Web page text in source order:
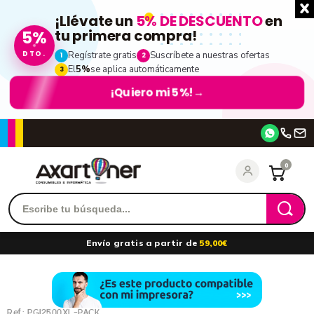
5%
DTO.
¡Llévate un 5% DE DESCUENTOen
tu primera compra!
1 Regístrate gratis 2 Suscríbete a nuestras ofertas
3 El5%se aplica automáticamente
¡Quiero mi 5%! →
entrar
0
Envío gratis a partir de 59,00€